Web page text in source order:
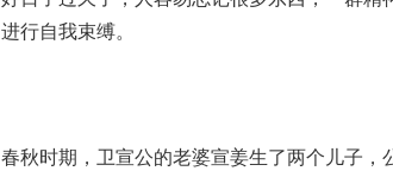
进行自我束缚。
春秋时期，卫宣公的老婆宣姜生了两个儿子